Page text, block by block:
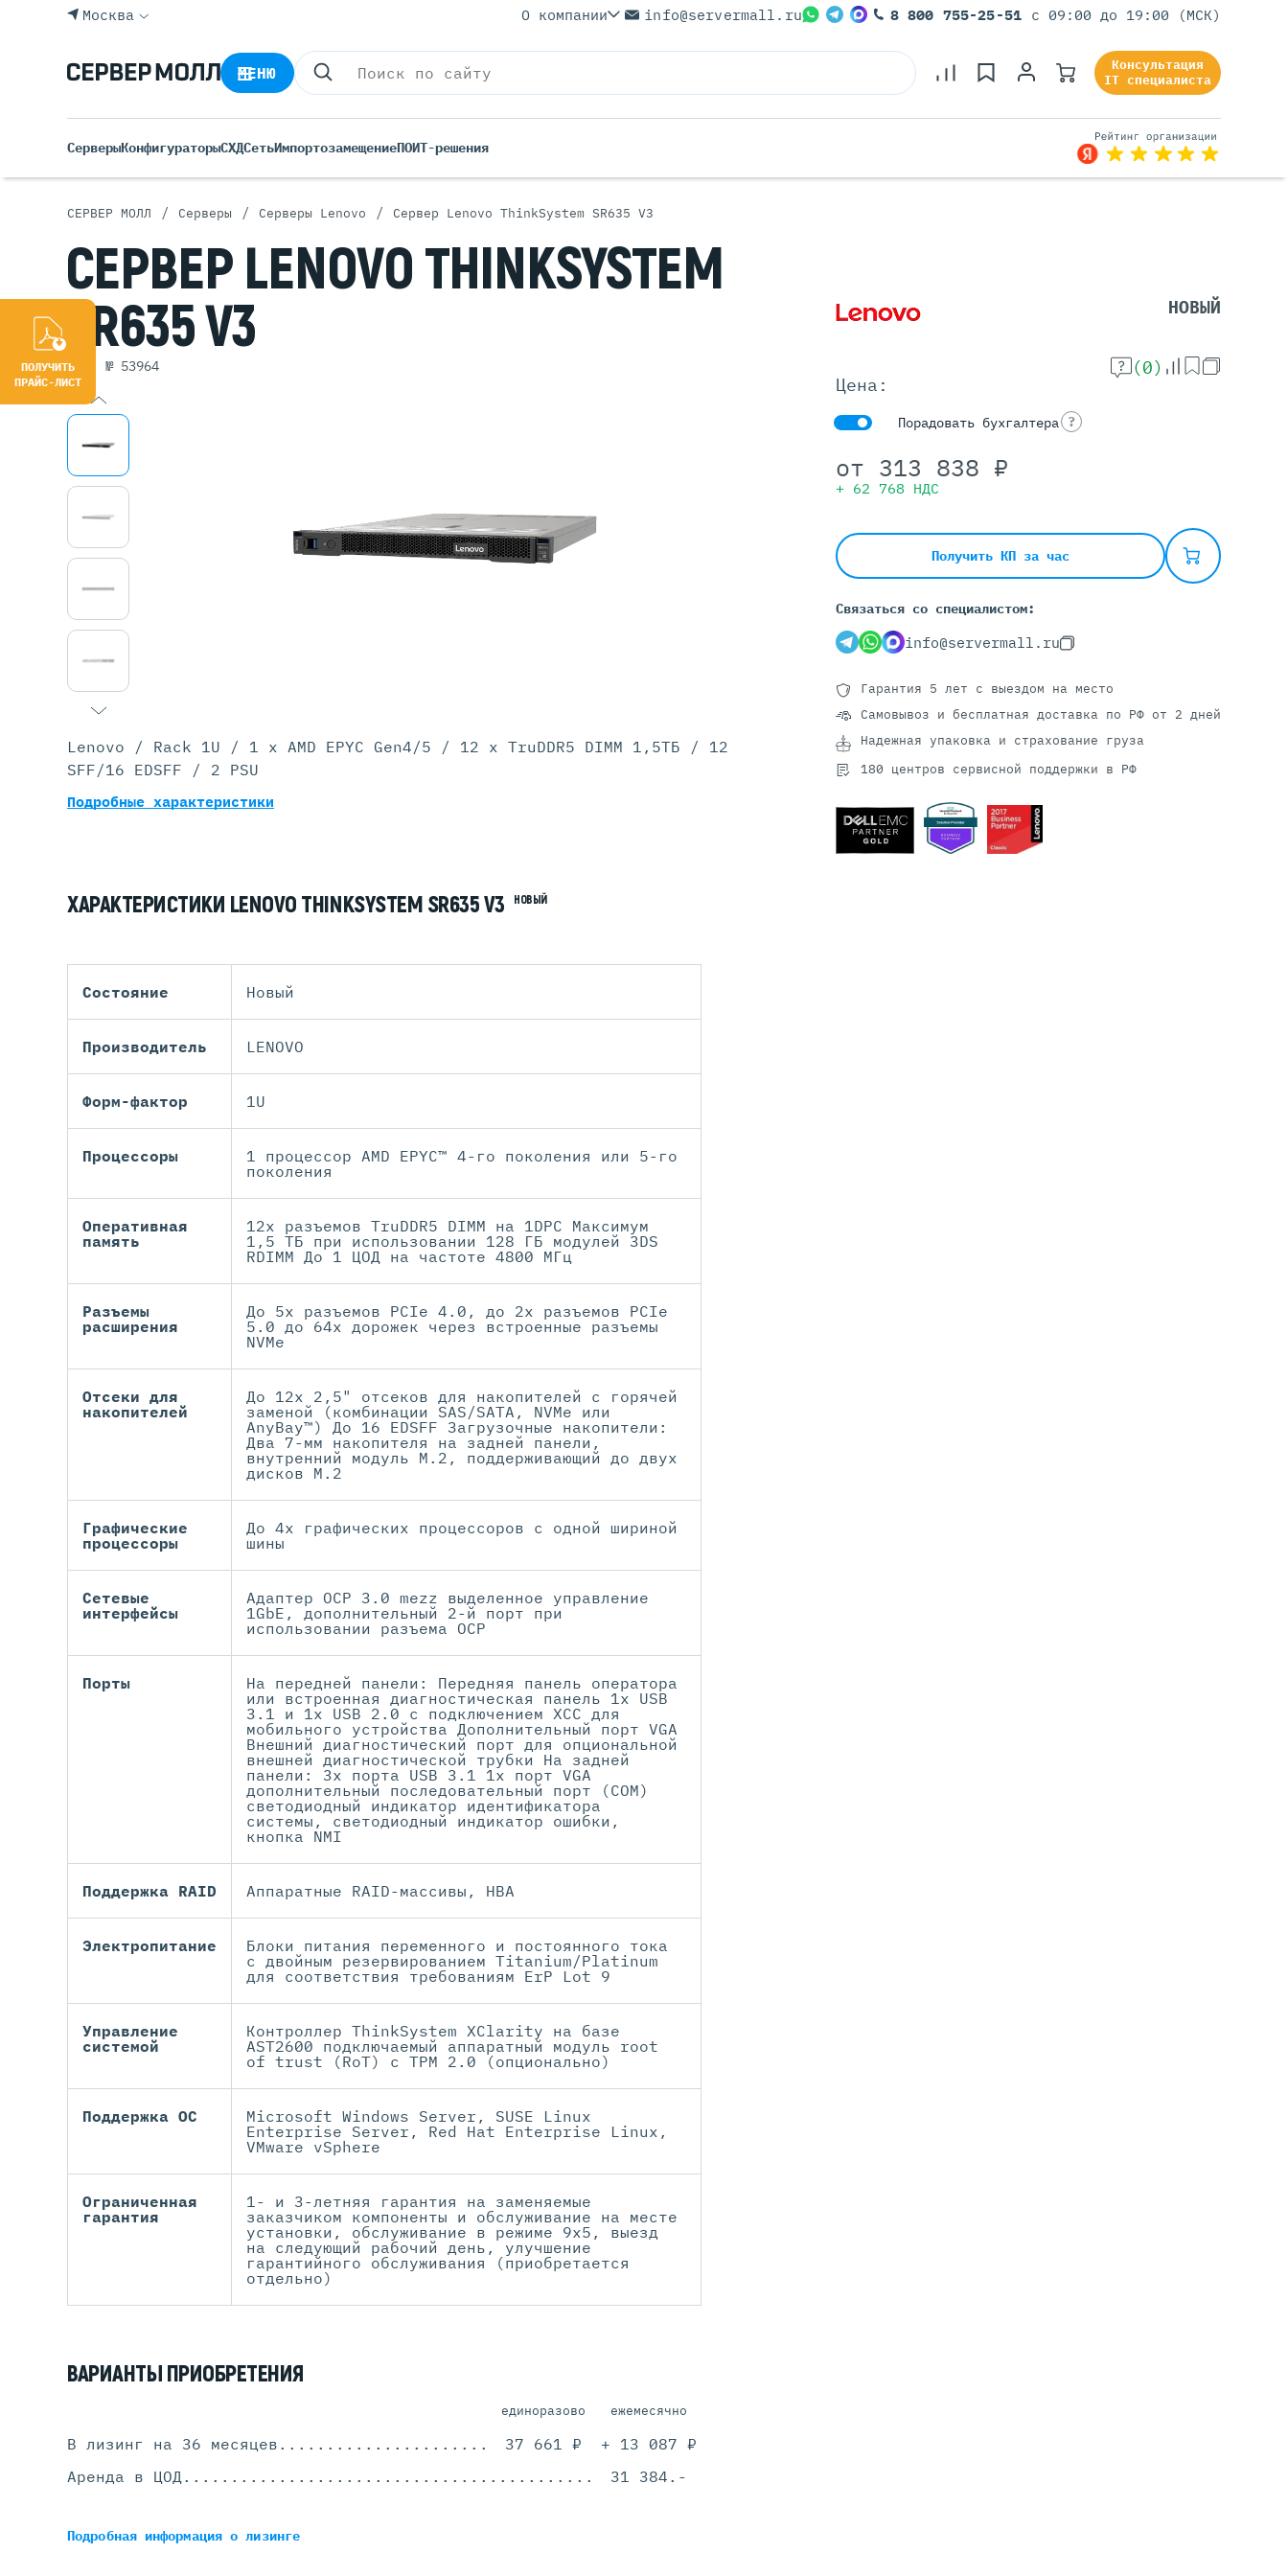
Rack Серверы
Tower Серверы
Серверы Lenovo
Серверы XFusion
DELL G17
DELL G16
Серверы С GPU
С GPU NVIDIA
С GPU AMD
С GPU Huawei Ascend
С 8 GPU
Москва О компании info@servermall.ru 8 800 755-25-51 с 09:00 до 19:00 (МСК)
МЕНЮ
Консультация
IT специалиста
СерверыКонфигураторыСХДСетьИмпортозамещениеПОИТ-решения
СЕРВЕР МОЛЛ / Серверы / Серверы Lenovo / Сервер Lenovo ThinkSystem SR635 V3
СЕРВЕР LENOVOTHINKSYSTEM
SR635 V3
арт. № 53964
НОВЫЙ
(0)
Цена:
Порадовать бухгалтера ?
от 313 838 ₽
+ 62 768 НДС
Получить КП за час
Связаться со специалистом:
info@servermall.ru
Гарантия 5 лет с выездом на место
Самовывоз и бесплатная доставка по РФ от 2 дней
Надежная упаковка и страхование груза
180 центров сервисной поддержки в РФ
Lenovo / Rack 1U / 1 x AMD EPYC Gen4/5 / 12 x TruDDR5 DIMM 1,5ТБ / 12
SFF/16 EDSFF / 2 PSU
Подробные характеристики
ХАРАКТЕРИСТИКИ LENOVO THINKSYSTEM SR635 V3 НОВЫЙ
Состояние Новый
Производитель LENOVO
Форм-фактор 1U
Процессоры
1 процессор AMD EPYC™ 4-го поколения или 5-го
поколения
Оперативная
память
12x разъемов TruDDR5 DIMM на 1DPC Максимум
1,5 ТБ при использовании 128 ГБ модулей 3DS
RDIMM До 1 ЦОД на частоте 4800 МГц
Разъемы
расширения
До 5x разъемов PCIe 4.0, до 2x разъемов PCIe
5.0 до 64x дорожек через встроенные разъемы
NVMe
Отсеки для
накопителей
До 12x 2,5" отсеков для накопителей с горячей
заменой (комбинации SAS/SATA, NVMe или
AnyBay™) До 16 EDSFF Загрузочные накопители:
Два 7-мм накопителя на задней панели,
внутренний модуль M.2, поддерживающий до двух
дисков M.2
Графические
процессоры
До 4х графических процессоров с одной шириной
шины
Сетевые
интерфейсы
Адаптер OCP 3.0 mezz выделенное управление
1GbE, дополнительный 2-й порт при
использовании разъема OCP
Порты
На передней панели: Передняя панель оператора
или встроенная диагностическая панель 1x USB
3.1 и 1x USB 2.0 с подключением XCC для
мобильного устройства Дополнительный порт VGA
Внешний диагностический порт для опциональной
внешней диагностической трубки На задней
панели: 3x порта USB 3.1 1x порт VGA
дополнительный последовательный порт (COM)
светодиодный индикатор идентификатора
системы, светодиодный индикатор ошибки,
кнопка NMI
Поддержка RAID Аппаратные RAID-массивы, HBA
Электропитание
Блоки питания переменного и постоянного тока
с двойным резервированием Titanium/Platinum
для соответствия требованиям ErP Lot 9
Управление
системой
Контроллер ThinkSystem XClarity на базе
AST2600 подключаемый аппаратный модуль root
of trust (RoT) с TPM 2.0 (опционально)
Поддержка ОС
Microsoft Windows Server, SUSE Linux
Enterprise Server, Red Hat Enterprise Linux,
VMware vSphere
Ограниченная
гарантия
1- и 3-летняя гарантия на заменяемые
заказчиком компоненты и обслуживание на месте
установки, обслуживание в режиме 9x5, выезд
на следующий рабочий день, улучшение
гарантийного обслуживания (приобретается
отдельно)
ВАРИАНТЫ ПРИОБРЕТЕНИЯ
единоразово ежемесячно
В лизинг на 36 месяцев ....................................................................................
37 661 ₽
+ 13 087 ₽
Аренда в ЦОД....................................................................................
31 384.-
Подробная информацияо лизинге
ПОЛУЧИТЬ
ПРАЙС-ЛИСТ